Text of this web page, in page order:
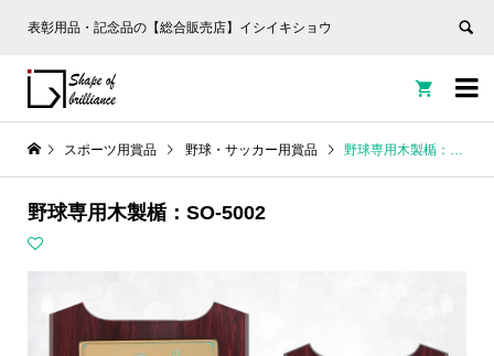
表彰用品・記念品の【総合販売店】イシイキショウ


スポーツ用賞品 野球・サッカー用賞品 野球専用木製楯：SO-5002
野球専用木製楯：SO-5002